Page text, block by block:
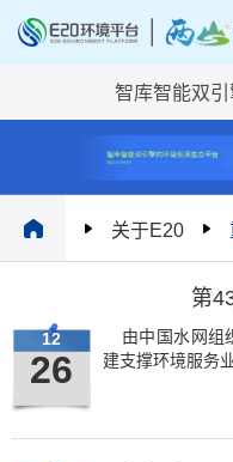
智库智能双
关于E20
第
12
26
由中国水网组
建支撑环境服务